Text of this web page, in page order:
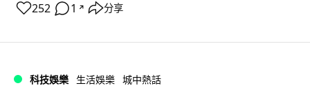
252 1 ↗ 分享
科技娛樂 生活娛樂 城中熱話